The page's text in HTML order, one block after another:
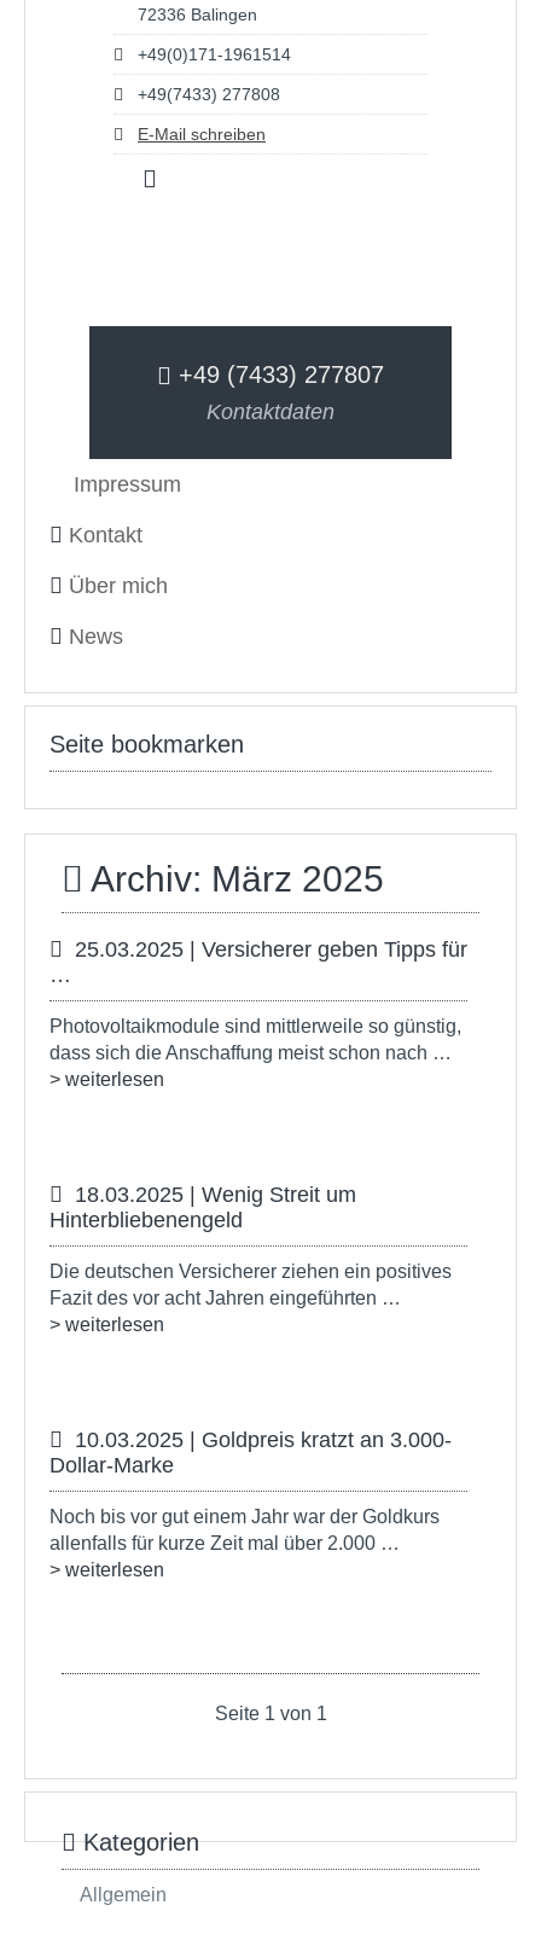
72336 Balingen
+49(0)171-1961514
+49(7433) 277808
E-Mail schreiben
+49 (7433) 277807
Kontaktdaten
Impressum
Kontakt
Über mich
News
Seite bookmarken
Archiv: März 2025
25.03.2025 | Versicherer geben Tipps für
…
Photovoltaikmodule sind mittlerweile so günstig,
dass sich die Anschaffung meist schon nach …
> weiterlesen
18.03.2025 | Wenig Streit um
Hinterbliebenengeld
Die deutschen Versicherer ziehen ein positives
Fazit des vor acht Jahren eingeführten …
> weiterlesen
10.03.2025 | Goldpreis kratzt an 3.000-
Dollar-Marke
Noch bis vor gut einem Jahr war der Goldkurs
allenfalls für kurze Zeit mal über 2.000 …
> weiterlesen
Seite 1 von 1
Kategorien
Allgemein